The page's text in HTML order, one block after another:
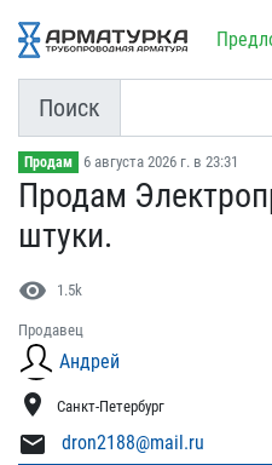
Поиск
Продам 6 августа 2026 г. в 23:31
Продам
штуки.
visibility 1.5k
Продавец
Андрей
location_on Санкт-Петербург
mail dron2188@mail.ru